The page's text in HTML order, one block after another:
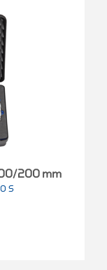
200 mm
S